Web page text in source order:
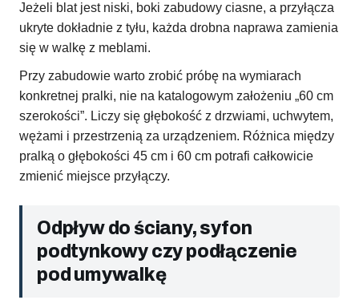
Jeżeli blat jest niski, boki zabudowy ciasne, a przyłącza
ukryte dokładnie z tyłu, każda drobna naprawa zamienia
się w walkę z meblami.
Przy zabudowie warto zrobić próbę na wymiarach
konkretnej pralki, nie na katalogowym założeniu „60 cm
szerokości”. Liczy się głębokość z drzwiami, uchwytem,
wężami i przestrzenią za urządzeniem. Różnica między
pralką o głębokości 45 cm i 60 cm potrafi całkowicie
zmienić miejsce przyłączy.
Odpływ do ściany, syfon
podtynkowy czy podłączenie
pod umywalkę